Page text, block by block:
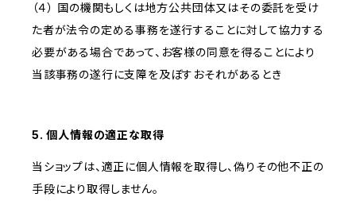
（４） 国の機関もしくは地方公共団体又はその委託を受け
た者が法令の定める事務を遂行することに対して協力する
必要がある場合であって、お客様の同意を得ることにより
当該事務の遂行に支障を及ぼすおそれがあるとき
5. 個人情報の適正な取得
当ショップは、適正に個人情報を取得し、偽りその他不正の
手段により取得しません。